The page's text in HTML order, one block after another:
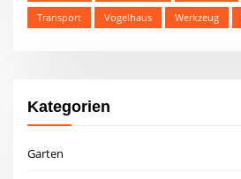
Transport
Vogelhaus Werkzeug
Kategorien
Garten